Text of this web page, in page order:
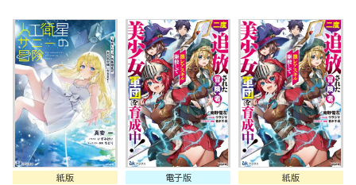
紙版
電子版
紙版